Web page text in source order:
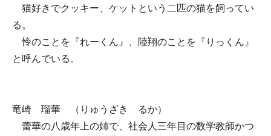
猫好きでクッキー、ケットという二匹の猫を飼ってい
る。
怜のことを『れーくん』、陸翔のことを『りっくん』
と呼んでいる。
竜崎 瑠華 （りゅうざき るか）
蕾華の八歳年上の姉で、社会人三年目の数学教師かつ